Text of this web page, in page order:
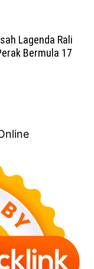
Lagenda Rali
Bermula 17